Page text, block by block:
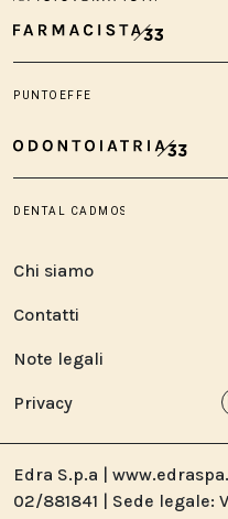
Chi siamo
Contatti
Note legali
Privacy
Edra S.p.a |
02/881841 | Sede legale: